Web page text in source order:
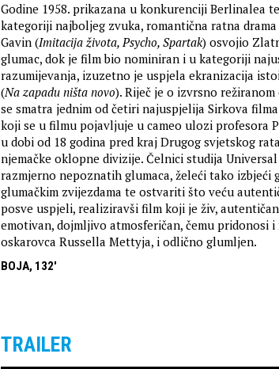
Godine 1958. prikazana u konkurenciji Berlinalea
kategoriji najboljeg zvuka, romantična ratna
Gavin (Imitacija života, Psycho, Spartak) osvojio
glumac, dok je film bio nominiran i u kategoriji
razumijevanja, izuzetno je uspjela ekranizacija
(Na zapadu ništa novo). Riječ je o izvrsno
se smatra jednim od četiri najuspjelija Sirkova
koji se u filmu pojavljuje u cameo ulozi profesora
u dobi od 18 godina pred kraj Drugog svjetskog
njemačke oklopne divizije. Čelnici studija
razmjerno nepoznatih glumaca, želeći tako
glumačkim zvijezdama te ostvariti što veću
posve uspjeli, realiziravši film koji je živ,
emotivan, dojmljivo atmosferičan, čemu pridonosi
oskarovca Russella Mettyja, i odlično glumljen.
BOJA, 132'
TRAILER